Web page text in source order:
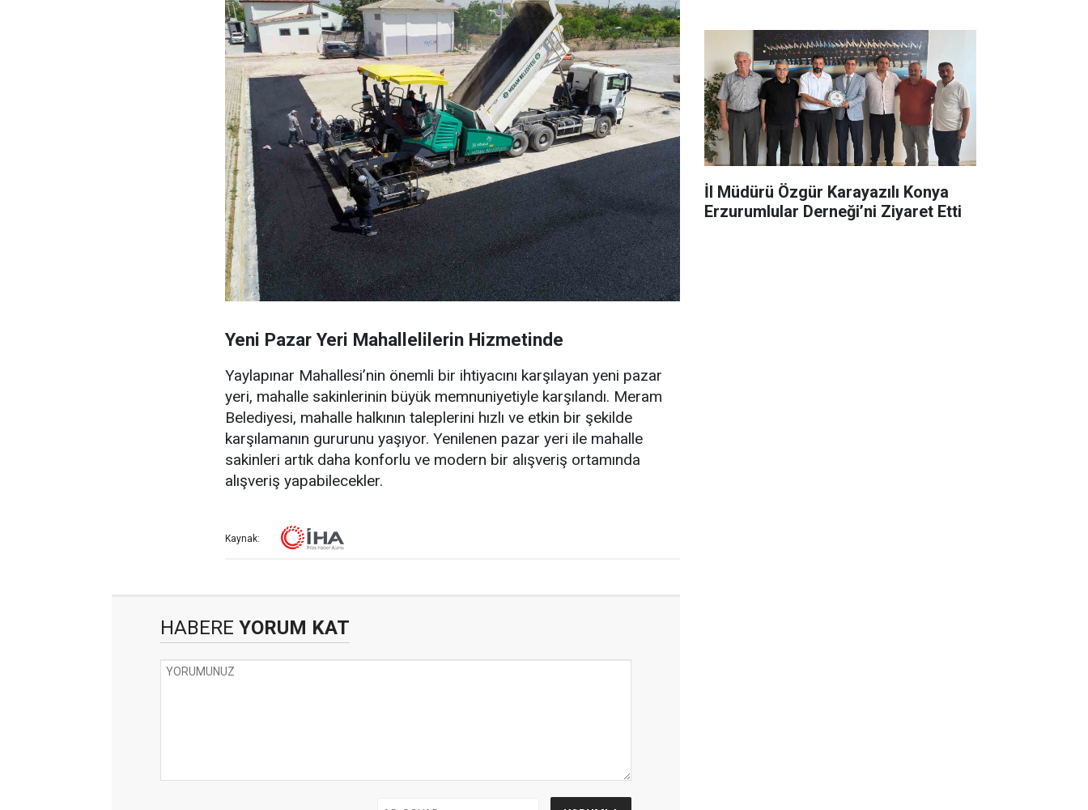
Yeni Pazar Yeri Mahallelilerin Hizmetinde
Yaylapınar Mahallesi’nin önemli bir ihtiyacını karşılayan yeni pazar
yeri, mahalle sakinlerinin büyük memnuniyetiyle karşılandı. Meram
Belediyesi, mahalle halkının taleplerini hızlı ve etkin bir şekilde
karşılamanın gururunu yaşıyor. Yenilenen pazar yeri ile mahalle
sakinleri artık daha konforlu ve modern bir alışveriş ortamında
alışveriş yapabilecekler.
Kaynak:
HABERE YORUM KAT
İl Müdürü Özgür Karayazılı Konya
Erzurumlular Derneği’ni Ziyaret Etti